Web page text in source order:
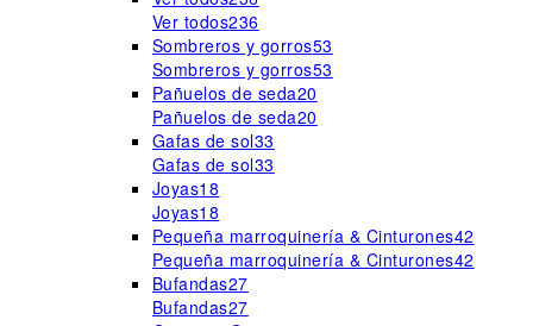
Ver todos236
Sombreros y gorros53
Sombreros y gorros53
Pañuelos de seda20
Pañuelos de seda20
Gafas de sol33
Gafas de sol33
Joyas18
Joyas18
Pequeña marroquinería & Cinturones42
Pequeña marroquinería & Cinturones42
Bufandas27
Bufandas27